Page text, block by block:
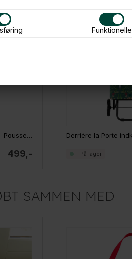
Funktionelle
Derrière la Porte indkøbsvogn - Poussette Liberty
499,- På lager
SAMMEN MED